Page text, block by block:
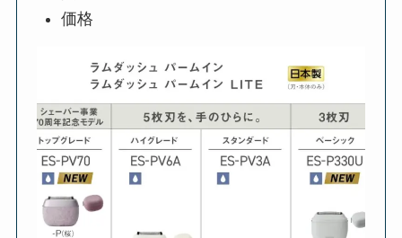
価格